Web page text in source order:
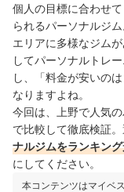
個人の目標に合わせ
られるパーソナルジ
エリアに多様なジム
してパーソナルトレ
し、「料金が安いの
なりますよね。
今回は、上野で人気
で比較して徹底検証。
ナルジムをランキン
にしてください。
本コンテンツはマイベ